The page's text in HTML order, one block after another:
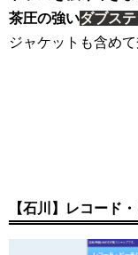
茶圧の強いダブス
ジャケットも含め
【石川】レコード